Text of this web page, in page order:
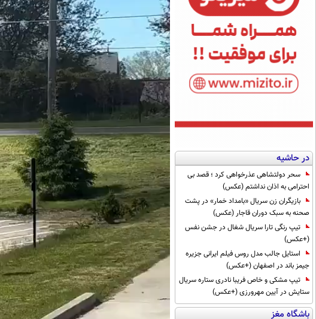
در حاشیه
سحر دولتشاهی عذرخواهی کرد ؛ قصد بی
احترامی به اذان نداشتم (عکس)
بازیگران زن سریال «بامداد خمار» در پشت
صحنه به سبک دوران قاجار (عکس)
تیپ رنگی تارا سریال شغال در جشن نفس
(+عکس)
استایل جالب مدل روس فیلم ایرانی جزیره
جیمز باند در اصفهان (+عکس)
تیپ مشکی و خاص فریبا نادری ستاره سریال
ستایش در آیین مهرورزی (+عکس)
باشگاه مغز